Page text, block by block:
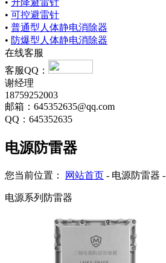
• 可控避雷针
• 普通型人体静电消除器
• 防爆型人体静电消除器
在线客服
客服QQ：
谢经理
18759252003
邮箱：645352635@qq.com
QQ：645352635
电源防雷器
您当前位置： 网站首页 - 电源防雷器 -
电源系列防雷器